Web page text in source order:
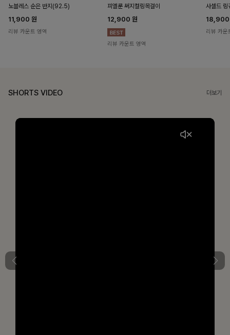
노블레스 순은 반지(92.5)
11,900 원
리뷰 카운트 영역
피엘룬 써지컬링목걸이
12,900 원
리뷰 카운트 영역
사셀드 링
리뷰 카운
SHORTS VIDEO 더보기